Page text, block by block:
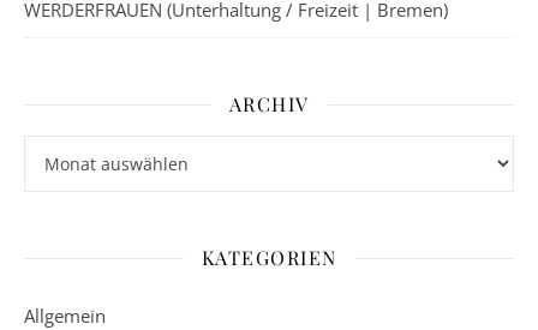
WERDERFRAUEN (Unterhaltung / Freizeit | Bremen)
ARCHIV
KATEGORIEN
Allgemein